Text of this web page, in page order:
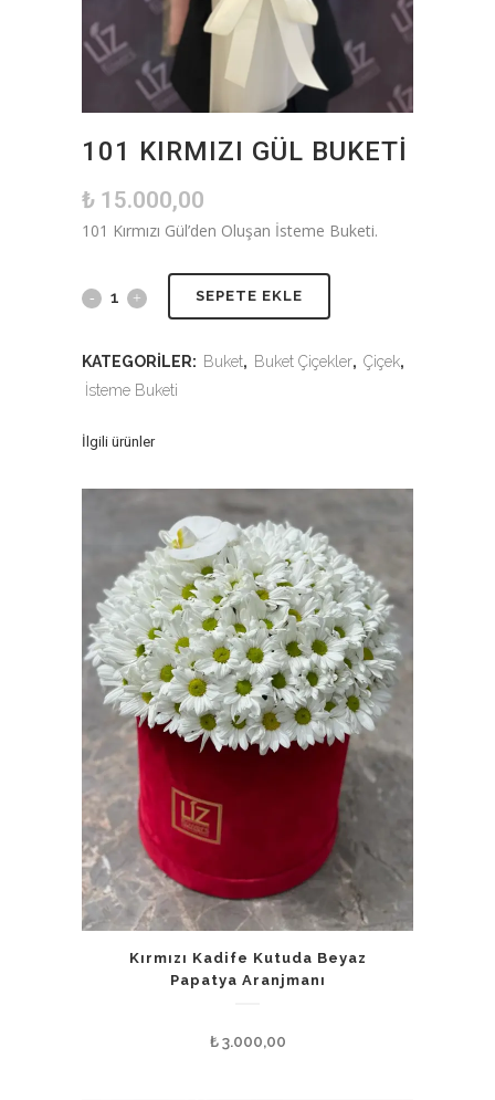
101 KIRMIZI GÜL BUKETI
₺ 15.000,00
101 Kırmızı Gül’den Oluşan İsteme Buketi.
SEPETE EKLE
KATEGORILER: Buket, Buket Çiçekler, Çiçek,
İsteme Buketi
İlgili ürünler
Kırmızı Kadife Kutuda Beyaz
Papatya Aranjmanı
₺3.000,00